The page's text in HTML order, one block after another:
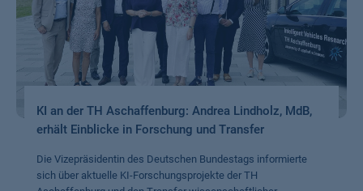
KI an der TH Aschaffenburg: Andrea Lindholz, MdB,
erhält Einblicke in Forschung und Transfer
Die Vizepräsidentin des Deutschen Bundestags informierte
sich über aktuelle KI-Forschungsprojekte der TH